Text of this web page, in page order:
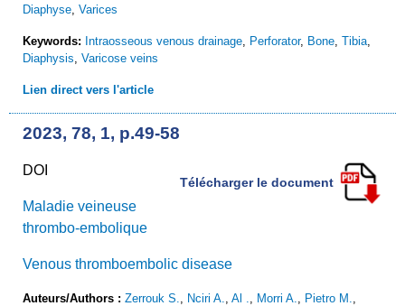
Diaphyse Varices
Keywords: Intraosseous venous drainage Perforator, Bone Tibia
Diaphysis Varicose veins
Lien direct vers l'article
2023, 78, 1, p.49-58
DOI
Télécharger le document
Maladie veineuse
thrombo-embolique
Venous thromboembolic disease
Auteurs/Authors : Zerrouk S. Nciri A. Al . Morri A. Pietro M.